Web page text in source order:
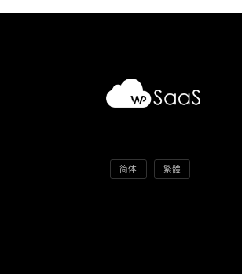
简体 繁體